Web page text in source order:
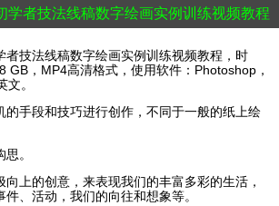
学者技法线稿数字绘画实例训练视频教程
者技法线稿数字绘画实例训练视频教程，时
GB，MP4高清格式，使用软件：Photoshop，
。
的手段和技巧进行创作，不同于一般的纸上绘
。
上的创意，来表现我们的丰富多彩的生活，
、活动，我们的向往和想象等。